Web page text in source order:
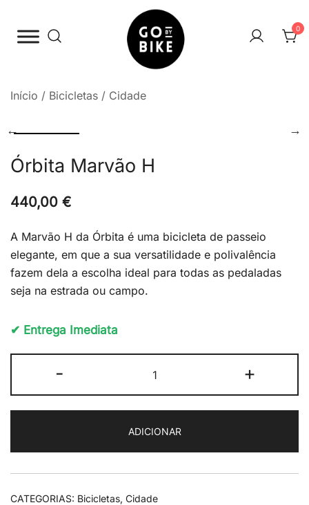
para
Go By Bike
0
Início / Bicicletas / Cidade
Órbita Marvão H
440,00 €
A Marvão H da Órbita é uma bicicleta de passeio
elegante, em que a sua versatilidade e polivalência
fazem dela a escolha ideal para todas as pedaladas
seja na estrada ou campo.
✔ Entrega Imediata
-
de
Órbita
H
+
ADICIONAR
CATEGORIAS: Bicicletas, Cidade